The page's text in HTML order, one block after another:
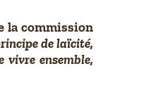
la commission
de laïcité,
ensemble,